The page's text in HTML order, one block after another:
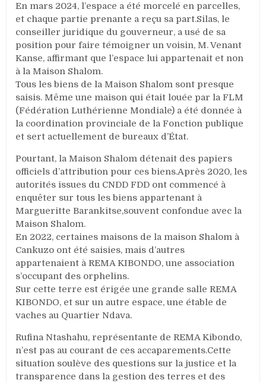
En mars 2024, l’espace a été morcelé en parcelles,
et chaque partie prenante a reçu sa part.Silas, le
conseiller juridique du gouverneur, a usé de sa
position pour faire témoigner un voisin, M. Venant
Kanse, affirmant que l’espace lui appartenait et non
à la Maison Shalom.
Tous les biens de la Maison Shalom sont presque
saisis. Même une maison qui était louée par la FLM
(Fédération Luthérienne Mondiale) a été donnée à
la coordination provinciale de la Fonction publique
et sert actuellement de bureaux d’État.
Pourtant, la Maison Shalom détenait des papiers
officiels d’attribution pour ces biens.Après 2020, les
autorités issues du CNDD FDD ont commencé à
enquêter sur tous les biens appartenant à
Margueritte Barankitse,souvent confondue avec la
Maison Shalom.
En 2022, certaines maisons de la maison Shalom à
Cankuzo ont été saisies, mais d’autres
appartenaient à REMA KIBONDO, une association
s’occupant des orphelins.
Sur cette terre est érigée une grande salle REMA
KIBONDO, et sur un autre espace, une étable de
vaches au Quartier Ndava.
Rufina Ntashahu, représentante de REMA Kibondo,
n’est pas au courant de ces accaparements.Cette
situation soulève des questions sur la justice et la
transparence dans la gestion des terres et des